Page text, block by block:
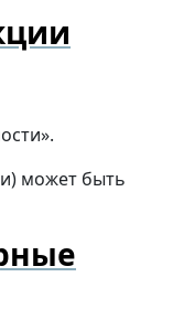
может быть